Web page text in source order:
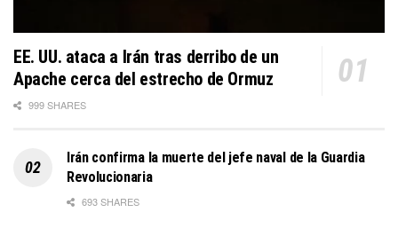
EE. UU. ataca a Irán tras derribo de un
Apache cerca del estrecho de Ormuz
999 SHARES
Irán confirma la muerte del jefe naval de la Guardia
Revolucionaria
693 SHARES